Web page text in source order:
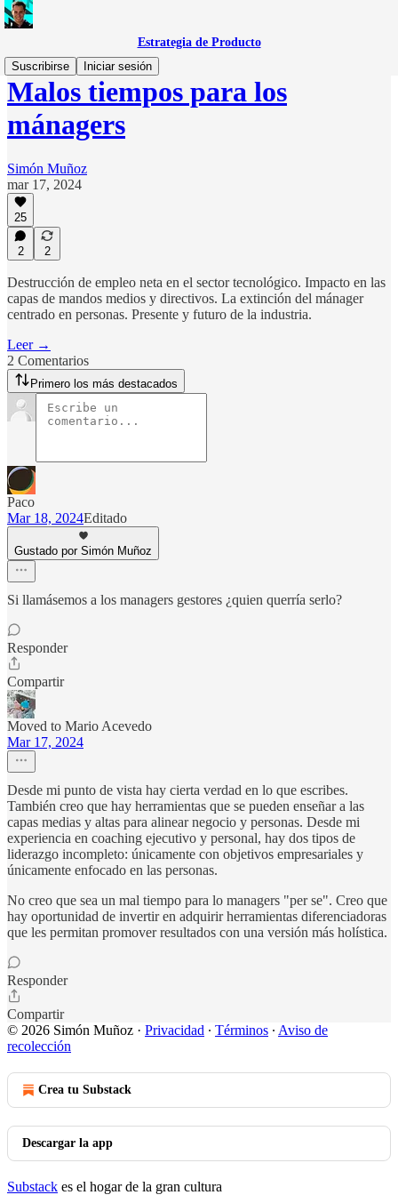
Estrategia de Producto
Suscribirse
Iniciar sesión
Malos tiempos para los
mánagers
Simón Muñoz
mar 17, 2024
25
2 2
Destrucción de empleo neta en el sector tecnológico. Impacto en las
capas de mandos medios y directivos. La extinción del mánager
centrado en personas. Presente y futuro de la industria.
Leer →
2 Comentarios
Primero los más destacados
Paco
Mar 18, 2024Editado
Gustado por Simón Muñoz
Si llamásemos a los managers gestores ¿quien querría serlo?
Responder
Compartir
Moved to Mario Acevedo
Mar 17, 2024
Desde mi punto de vista hay cierta verdad en lo que escribes.
También creo que hay herramientas que se pueden enseñar a las
capas medias y altas para alinear negocio y personas. Desde mi
experiencia en coaching ejecutivo y personal, hay dos tipos de
liderazgo incompleto: únicamente con objetivos empresariales y
únicamente enfocado en las personas.
No creo que sea un mal tiempo para lo managers "per se". Creo que
hay oportunidad de invertir en adquirir herramientas diferenciadoras
que les permitan promover resultados con una versión más holística.
Responder
Compartir
© 2026 Simón Muñoz · Privacidad ∙ Términos ∙ Aviso de
recolección
Crea tu Substack
Descargar la app
Substack es el hogar de la gran cultura